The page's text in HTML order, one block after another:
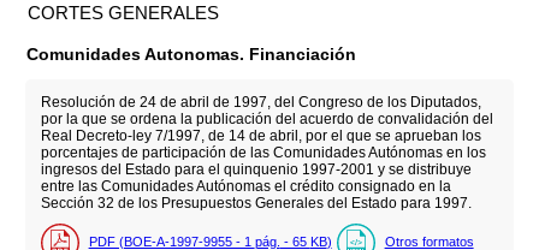
CORTES GENERALES
Comunidades Autonomas. Financiación
Resolución de 24 de abril de 1997, del Congreso de los Diputados,
por la que se ordena la publicación del acuerdo de convalidación del
Real Decreto-ley 7/1997, de 14 de abril, por el que se aprueban los
porcentajes de participación de las Comunidades Autónomas en los
ingresos del Estado para el quinquenio 1997-2001 y se distribuye
entre las Comunidades Autónomas el crédito consignado en la
Sección 32 de los Presupuestos Generales del Estado para 1997.
PDF (BOE-A-1997-9955 - 1 pág. - 65 KB) Otros formatos